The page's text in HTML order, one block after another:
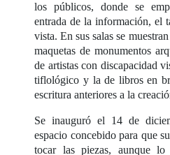
los públicos, donde se
entrada de la información, el
vista. En sus salas se
maquetas de monumentos
de artistas con discapacidad
tiflológico y la de libros en
escritura anteriores a la
Se inauguró el 14 de
espacio concebido para que
tocar las piezas, aunque